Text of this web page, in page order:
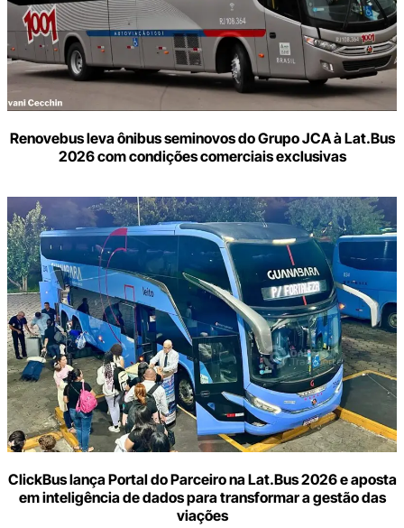
Renovebus leva ônibus seminovos do Grupo JCA à Lat.Bus
2026 com condições comerciais exclusivas
ClickBus lança Portal do Parceiro na Lat.Bus 2026 e aposta
em inteligência de dados para transformar a gestão das
viações